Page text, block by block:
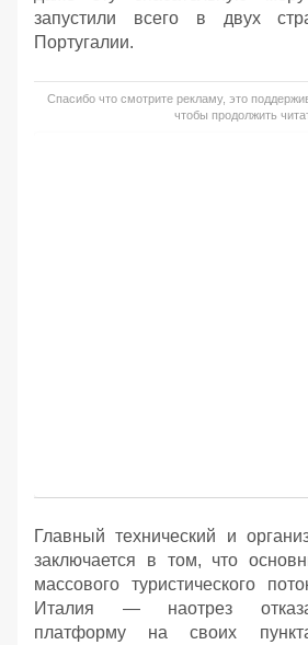
запустили всего в двух
Португалии.
Спасибо что смотрите рекламу, это
чтобы продолжить
Главный технический и
заключается в том, что
массового туристического
Италия — наотрез
платформу на своих